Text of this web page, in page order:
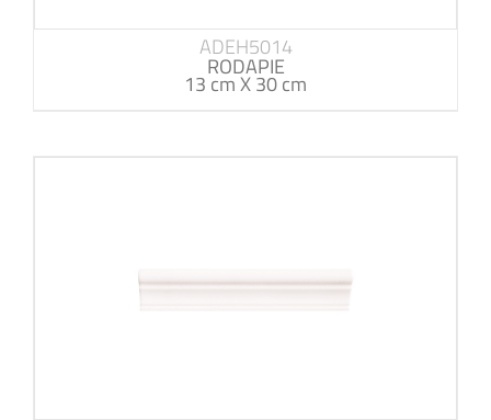
ADEH5014
RODAPIE
13 cm X 30 cm